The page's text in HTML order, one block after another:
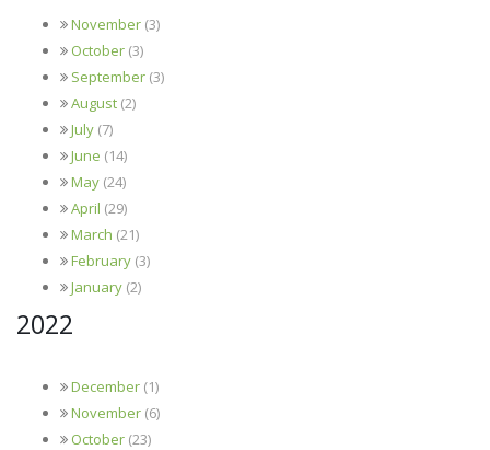
November (3)
October (3)
September (3)
August (2)
July (7)
June (14)
May (24)
April (29)
March (21)
February (3)
January (2)
2022
December (1)
November (6)
October (23)